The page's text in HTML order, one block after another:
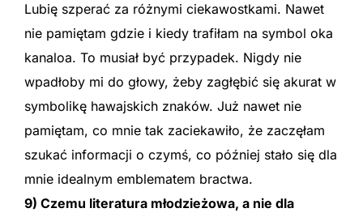
Lubię szperać za różnymi ciekawostkami. Nawet
nie pamiętam gdzie i kiedy trafiłam na symbol oka
kanaloa. To musiał być przypadek. Nigdy nie
wpadłoby mi do głowy, żeby zagłębić się akurat w
symbolikę hawajskich znaków. Już nawet nie
pamiętam, co mnie tak zaciekawiło, że zaczęłam
szukać informacji o czymś, co później stało się dla
mnie idealnym emblematem bractwa.
9) Czemu literatura młodzieżowa, a nie dla